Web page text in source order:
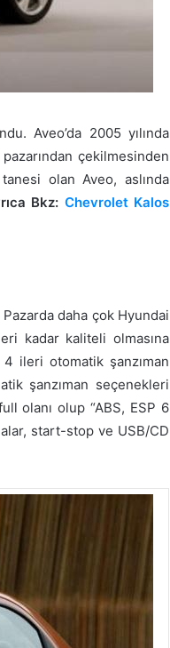
Aveo’da 2005 yılında
çekilmesinden
olan Aveo, aslında
Bkz: Chevrolet Kalos
daha çok Hyundai
kadar kaliteli olmasına
ileri otomatik şanzıman
şanzıman seçenekleri
olanı olup “ABS, ESP 6
start-stop ve USB/CD